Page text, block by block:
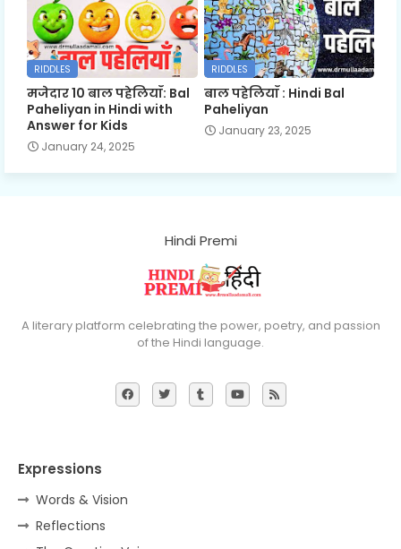
RIDDLES
मजेदार 10 बाल पहेलियाँ: Bal
Paheliyan in Hindi with
Answer for Kids
January 24, 2025
RIDDLES
बाल पहेलियाँ : Hindi Bal
Paheliyan
January 23, 2025
Hindi Premi
A literary platform celebrating the power, poetry, and passion
of the Hindi language.
Expressions
Words & Vision
Reflections